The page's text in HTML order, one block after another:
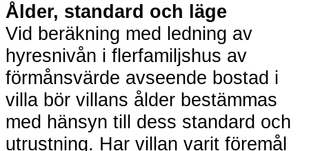
Ålder, standard och läge
Vid beräkning med ledning av
hyresnivån i flerfamiljshus av
förmånsvärde avseende bostad i
villa bör villans ålder bestämmas
med hänsyn till dess standard och
utrustning. Har villan varit föremål